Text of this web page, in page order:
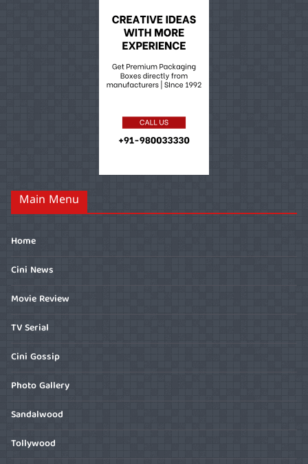
Main Menu
Home
Cini News
Movie Review
TV Serial
Cini Gossip
Photo Gallery
Sandalwood
Tollywood